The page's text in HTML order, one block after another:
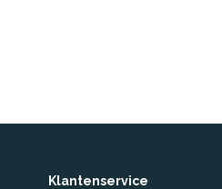
Klantenservice